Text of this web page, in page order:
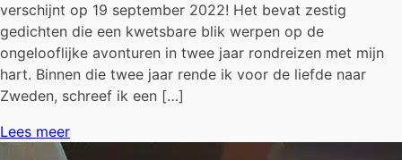
verschijnt op 19 september 2022! Het bevat zestig
gedichten die een kwetsbare blik werpen op de
ongelooflijke avonturen in twee jaar rondreizen met mijn
hart. Binnen die twee jaar rende ik voor de liefde naar
Zweden, schreef ik een […]
Lees meer